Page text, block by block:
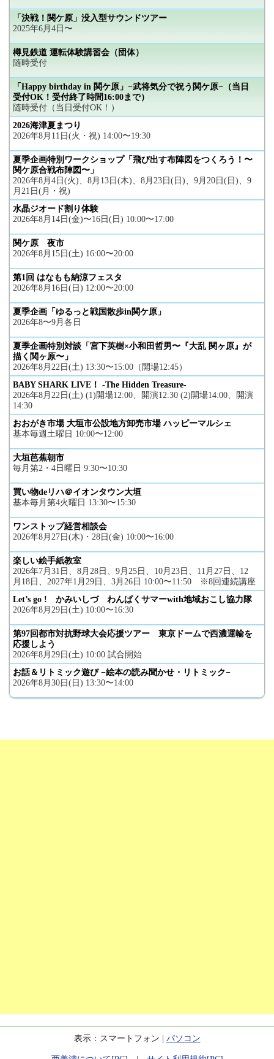
「決戦！関ケ原」没入型サウンドツアー
2025年6月4日〜
樽見鉄道 運転体験講習会（団体）
随時受付
「Happy birthday in 関ケ原」−武将気分で祝う関ケ原−（当日
受付OK！受付終了時間16:00まで）
随時受付（当日受付OK！）
2026海津夏まつり
2026年8月11日(火・祝) 14:00〜19:30
夏季企画特別ワークショップ「飛び出す布陣図をつくろう！〜
関ケ原合戦布陣図〜」
2026年8月4日(火)、8月13日(木)、8月23日(日)、9月20日(日)、9
月21日(月・祝)
水晶ジオード割り体験
2026年8月14日(金)〜16日(日) 10:00〜17:00
関ケ原 夜市
2026年8月15日(土) 16:00〜20:00
第1回 はなもも納涼フェスタ
2026年8月16日(日) 12:00〜20:00
夏季企画「ゆるっと戦国散歩in関ケ原」
2026年8〜9月各日
夏季企画特別対談「宮下英樹×小和田哲男〜『大乱 関ヶ原』が
描く関ヶ原〜」
2026年8月22日(土) 13:30〜15:00（開場12:45）
BABY SHARK LIVE！ -The Hidden Treasure-
2026年8月22日(土) (1)開場12:00、開演12:30 (2)開場14:00、開演
14:30
おおがき市場 大垣市公設地方卸売市場 ハッピーマルシェ
基本毎週土曜日 10:00〜12:00
大垣芭蕉朝市
毎月第2・4日曜日 9:30〜10:30
買い物deリハ＠イオンタウン大垣
基本毎月第4火曜日 13:30〜15:30
ワンストップ経営相談会
2026年8月27日(木)・28日(金) 10:00〜16:00
楽しい絵手紙教室
2026年7月31日、8月28日、9月25日、10月23日、11月27日、12
月18日、2027年1月29日、3月26日 10:00〜11:50 ※8回連続講座
Let’s go ! かみいしづ わんぱくサマーwith地域おこし協力隊
2026年8月29日(土) 10:00〜16:30
第97回都市対抗野球大会応援ツアー 東京ドームで西濃運輸を
応援しよう
2026年8月29日(土) 10:00 試合開始
お話＆リトミック遊び −絵本の読み聞かせ・リトミック−
2026年8月30日(日) 13:30〜14:00
表示：スマートフォン | パソコン